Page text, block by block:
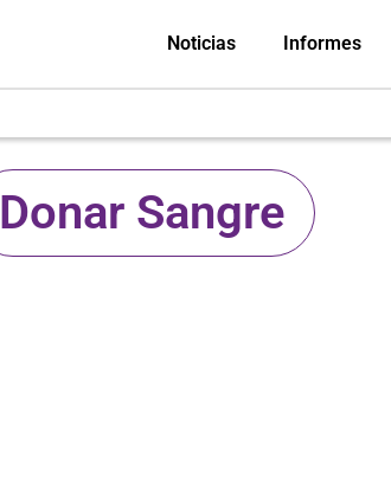
Noticias Informes
Donar Sangre